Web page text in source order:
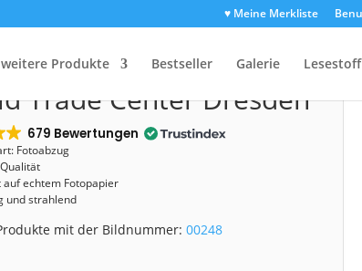
♥ Meine Merkliste
weitere Produkte Bestseller Galerie Lesestoff
Center Dresden
(00248)
Trade Center Dresden
679 Bewertungen
Fotoabzug
auf echtem Fotopapier
und strahlend
mit der Bildnummer:00248